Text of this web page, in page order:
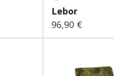
Lebor
Regulärer Preis:
96,90 €